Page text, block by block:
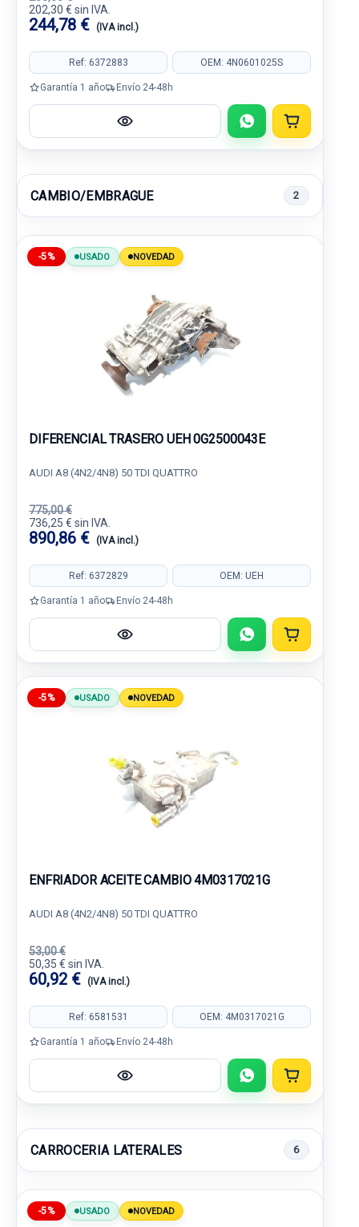
202,30 € sin IVA.
244,78 € (IVA incl.)
Ref: 6372883 OEM: 4N0601025S
Garantía 1 año Envío 24-48h
CAMBIO/EMBRAGUE 2
-5% USADO NOVEDAD
DIFERENCIAL TRASERO UEH 0G2500043E
AUDI A8 (4N2/4N8) 50 TDI QUATTRO
775,00 €
736,25 € sin IVA.
890,86 € (IVA incl.)
Ref: 6372829 OEM: UEH
Garantía 1 año Envío 24-48h
-5% USADO NOVEDAD
ENFRIADOR ACEITE CAMBIO 4M0317021G
AUDI A8 (4N2/4N8) 50 TDI QUATTRO
53,00 €
50,35 € sin IVA.
60,92 € (IVA incl.)
Ref: 6581531 OEM: 4M0317021G
Garantía 1 año Envío 24-48h
CARROCERIA LATERALES 6
-5% USADO NOVEDAD